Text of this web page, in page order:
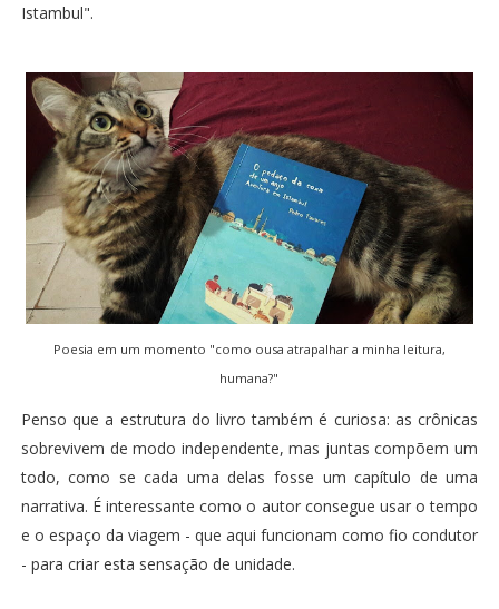
Istambul".
Poesia em um momento "como ousa atrapalhar a minha leitura,
humana?"
Penso que a estrutura do livro também é curiosa: as crônicas
sobrevivem de modo independente, mas juntas compõem um
todo, como se cada uma delas fosse um capítulo de uma
narrativa. É interessante como o autor consegue usar o tempo
e o espaço da viagem - que aqui funcionam como fio condutor
- para criar esta sensação de unidade.